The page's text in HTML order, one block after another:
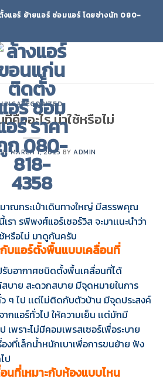
งแอร์ ย้ายแอร์ ซ่อมแอร์ โดยช่างนัท 080-
UNCATEGORIZED
คืออะไร น่าใช้หรือไม่
MARCH 1, 2025 BYADMIN
าณกระเป๋าเดินทางใหญ่ มีสรรพคุณ
รา รพีพงศ์แอร์เซอร์วิส จะมาเเนะนำว่า
หรือไม่ มาดูกันครับ
บแอร์ตั้งพื้นแบบเคลื่อนที่
รับอากาศชนิดตั้งพื้นเคลื่อนที่ได้
บาย สะดวกสบาย มีจุดหมายในการ
ๆ ไป เเต่ไม่ติดกับตัวบ้าน มีจุดประสงค์
ากแอร์ทั่วไป ให้ความเย็น เเต่มักมี
เพราะไม่มีคอมเพรสเซอร์เพื่อระบาย
งที่เล็กน้ำหนักเบาเพื่อการขนย้าย ฟัง
ป
นที่เหมาะกับห้องแบบไหน